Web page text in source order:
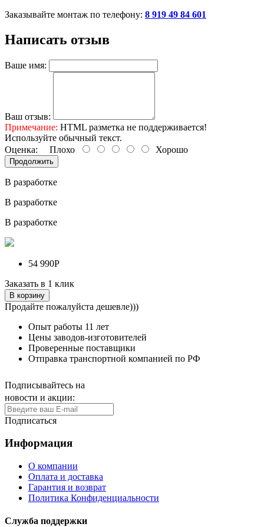
Заказывайте монтаж по телефону: 8 919 49 84 601
Написать отзыв
Ваше имя:
Ваш отзыв:
Примечание: HTML разметка не поддерживается!
Используйте обычный текст.
Оценка: Плохо Хорошо
Продолжить
В разработке
В разработке
В разработке
54 990Р
Заказать в 1 клик
В корзину
Продайте пожалуйста дешевле)))
Опыт работы 11 лет
Цены заводов-изготовителей
Проверенные поставщики
Отправка транспортной компанией по РФ
Подписывайтесь на
новости и акции:
Подписаться
Информация
О компании
Оплата и доставка
Гарантия и возврат
Политика Конфиденциальности
Служба поддержки